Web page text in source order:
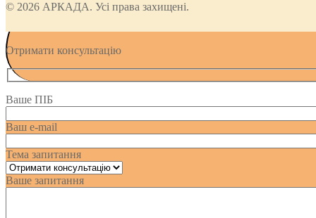
© 2026 АРКАДА. Усі права захищені.
Отримати консультацію
Ваше ПІБ
Ваш e-mail
Тема запитання
Ваше запитання